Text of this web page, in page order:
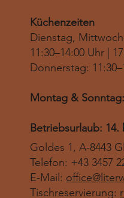
Küchenzeiten
Dienstag,
11:30–14:00 Uhr |
Donnerstag:
Montag &
Betriebsurlaub: 14.
Goldes 1, A-8443
Telefon: +43 3457
E-Mail:
Tischreservierung: